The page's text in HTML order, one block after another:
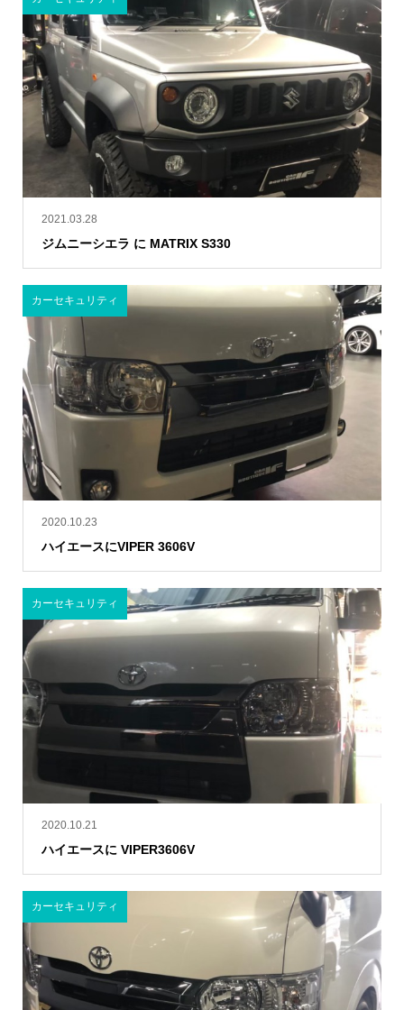
2021.03.28
ジムニーシエラ に MATRIX S330
2020.10.23
ハイエースにVIPER 3606V
カーセキュリティ
2020.10.21
ハイエースに VIPER3606V
カーセキュリティ
カーセキュリティ